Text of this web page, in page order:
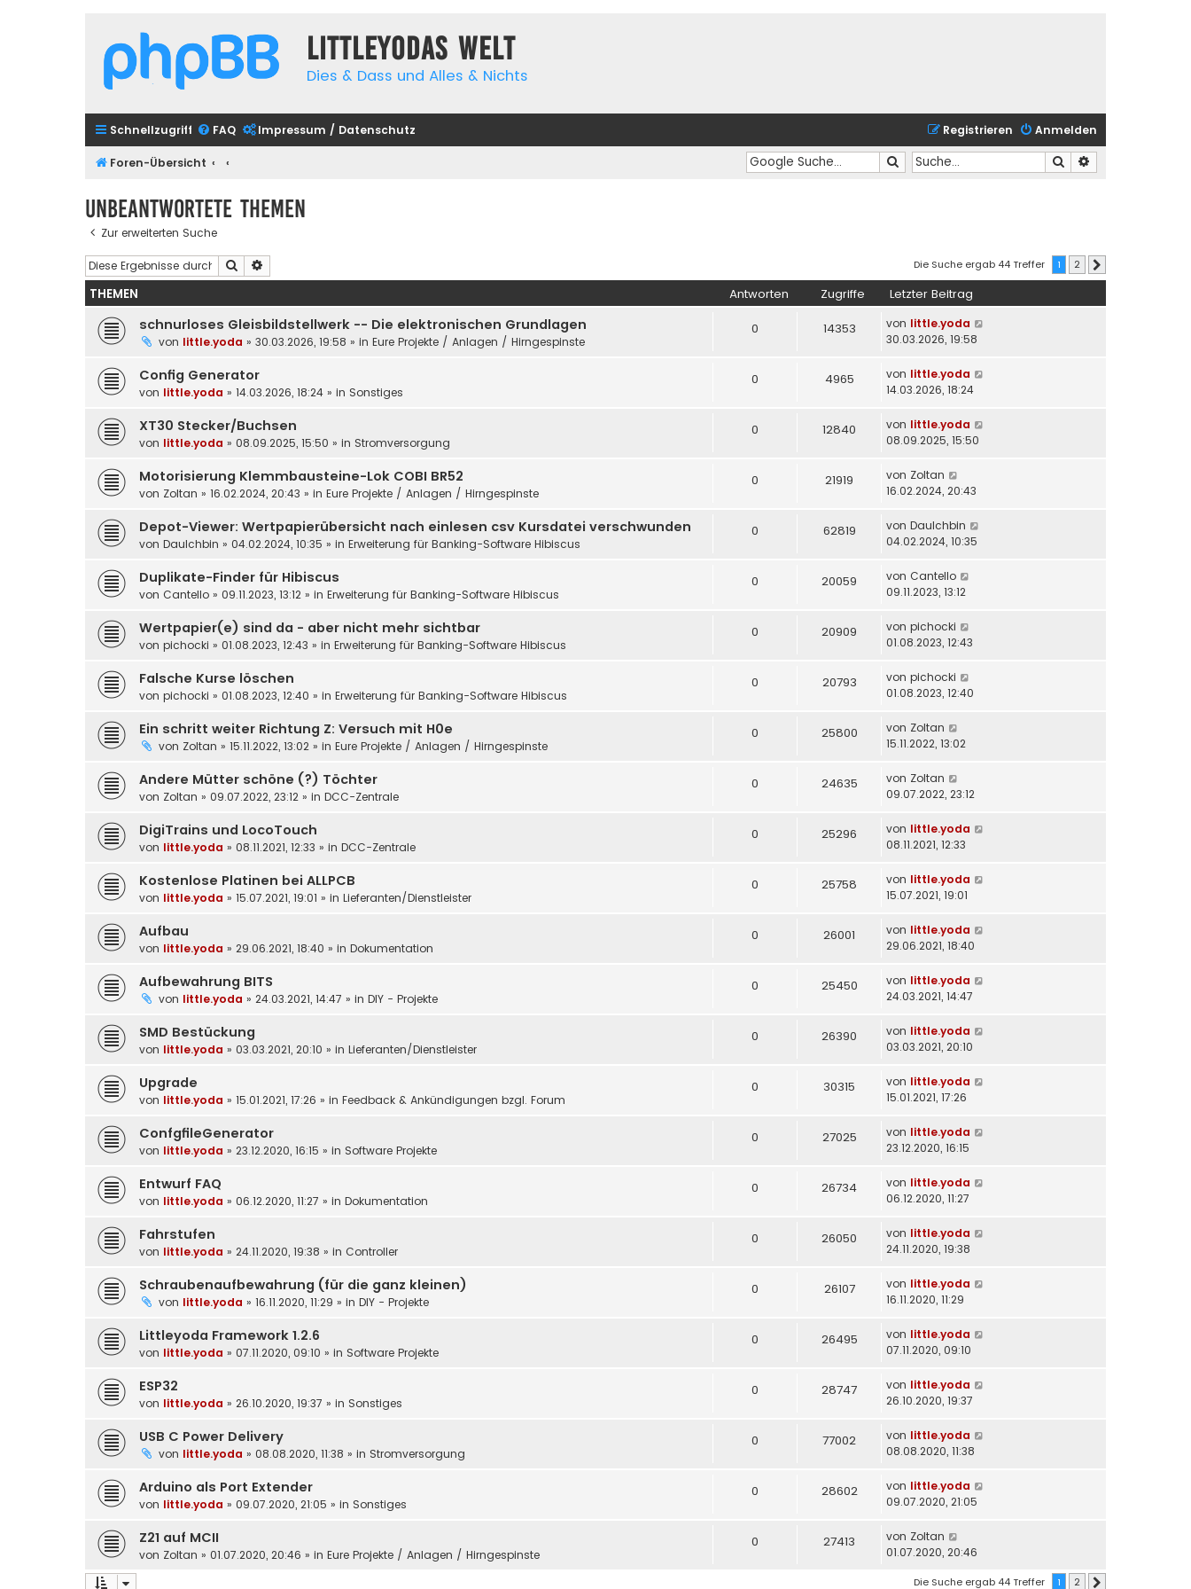
Littleyodas Welt
Dies & Dass und Alles & Nichts
Schnellzugriff FAQ Impressum / Datenschutz Anmelden
Registrieren
Foren-Übersicht Suche
Suche
Unbeantwortete Themen
Zur erweiterten Suche
Suche Die Suche ergab 44 Treffer 1 2
THEMEN Antworten Zugriffe Letzter Beitrag
schnurloses Gleisbildstellwerk -- Die elektronischen Grundlagen
von little.yoda » 30.03.2026, 19:58 » in Eure Projekte / Anlagen / Hirngespinste
0 14353 von little.yoda
30.03.2026, 19:58
Config Generator
von little.yoda » 14.03.2026, 18:24 » in Sonstiges
0 4965 von little.yoda
14.03.2026, 18:24
XT30 Stecker/Buchsen
von little.yoda » 08.09.2025, 15:50 » in Stromversorgung
0 12840 von little.yoda
08.09.2025, 15:50
Motorisierung Klemmbausteine-Lok COBI BR52
von Zoltan » 16.02.2024, 20:43 » in Eure Projekte / Anlagen / Hirngespinste
0 21919 von Zoltan
16.02.2024, 20:43
Depot-Viewer: Wertpapierübersicht nach einlesen csv Kursdatei verschwunden
von DauIchbin » 04.02.2024, 10:35 » in Erweiterung für Banking-Software Hibiscus
0 62819 von DauIchbin
04.02.2024, 10:35
Duplikate-Finder für Hibiscus
von Cantello » 09.11.2023, 13:12 » in Erweiterung für Banking-Software Hibiscus
0 20059 von Cantello
09.11.2023, 13:12
Wertpapier(e) sind da - aber nicht mehr sichtbar
von pichocki » 01.08.2023, 12:43 » in Erweiterung für Banking-Software Hibiscus
0 20909 von pichocki
01.08.2023, 12:43
Falsche Kurse löschen
von pichocki » 01.08.2023, 12:40 » in Erweiterung für Banking-Software Hibiscus
0 20793 von pichocki
01.08.2023, 12:40
Ein schritt weiter Richtung Z: Versuch mit H0e
von Zoltan » 15.11.2022, 13:02 » in Eure Projekte / Anlagen / Hirngespinste
0 25800 von Zoltan
15.11.2022, 13:02
Andere Mütter schöne (?) Töchter
von Zoltan » 09.07.2022, 23:12 » in DCC-Zentrale
0 24635 von Zoltan
09.07.2022, 23:12
DigiTrains und LocoTouch
von little.yoda » 08.11.2021, 12:33 » in DCC-Zentrale
0 25296 von little.yoda
08.11.2021, 12:33
Kostenlose Platinen bei ALLPCB
von little.yoda » 15.07.2021, 19:01 » in Lieferanten/Dienstleister
0 25758 von little.yoda
15.07.2021, 19:01
Aufbau
von little.yoda » 29.06.2021, 18:40 » in Dokumentation
0 26001 von little.yoda
29.06.2021, 18:40
Aufbewahrung BITS
von little.yoda » 24.03.2021, 14:47 » in DIY - Projekte
0 25450 von little.yoda
24.03.2021, 14:47
SMD Bestückung
von little.yoda » 03.03.2021, 20:10 » in Lieferanten/Dienstleister
0 26390 von little.yoda
03.03.2021, 20:10
Upgrade
von little.yoda » 15.01.2021, 17:26 » in Feedback & Ankündigungen bzgl. Forum
0 30315 von little.yoda
15.01.2021, 17:26
ConfgfileGenerator
von little.yoda » 23.12.2020, 16:15 » in Software Projekte
0 27025 von little.yoda
23.12.2020, 16:15
Entwurf FAQ
von little.yoda » 06.12.2020, 11:27 » in Dokumentation
0 26734 von little.yoda
06.12.2020, 11:27
Fahrstufen
von little.yoda » 24.11.2020, 19:38 » in Controller
0 26050 von little.yoda
24.11.2020, 19:38
Schraubenaufbewahrung (für die ganz kleinen)
von little.yoda » 16.11.2020, 11:29 » in DIY - Projekte
0 26107 von little.yoda
16.11.2020, 11:29
Littleyoda Framework 1.2.6
von little.yoda » 07.11.2020, 09:10 » in Software Projekte
0 26495 von little.yoda
07.11.2020, 09:10
ESP32
von little.yoda » 26.10.2020, 19:37 » in Sonstiges
0 28747 von little.yoda
26.10.2020, 19:37
USB C Power Delivery
von little.yoda » 08.08.2020, 11:38 » in Stromversorgung
0 77002 von little.yoda
08.08.2020, 11:38
Arduino als Port Extender
von little.yoda » 09.07.2020, 21:05 » in Sonstiges
0 28602 von little.yoda
09.07.2020, 21:05
Z21 auf MCII
von Zoltan » 01.07.2020, 20:46 » in Eure Projekte / Anlagen / Hirngespinste
0 27413 von Zoltan
01.07.2020, 20:46
Die Suche ergab 44 Treffer 1 2